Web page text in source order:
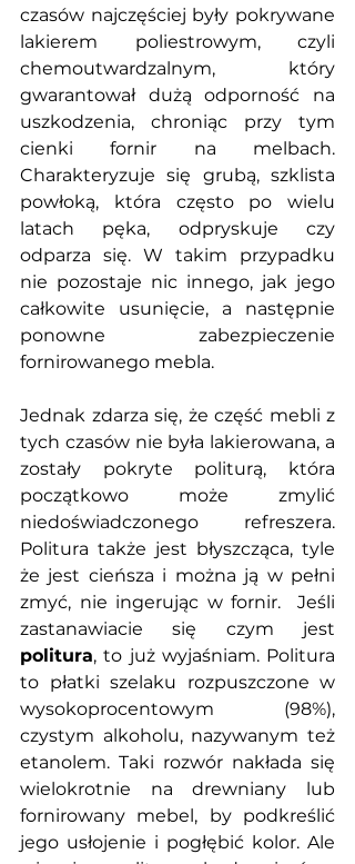
czasów najczęściej były pokrywane
lakierem poliestrowym, czyli
chemoutwardzalnym, który
gwarantował dużą odporność na
uszkodzenia, chroniąc przy tym
cienki fornir na melbach.
Charakteryzuje się grubą, szklista
powłoką, która często po wielu
latach pęka, odpryskuje czy
odparza się. W takim przypadku
nie pozostaje nic innego, jak jego
całkowite usunięcie, a następnie
ponowne zabezpieczenie
fornirowanego mebla.
Jednak zdarza się, że część mebli z
tych czasów nie była lakierowana, a
zostały pokryte politurą, która
początkowo może zmylić
niedoświadczonego refreszera.
Politura także jest błyszcząca, tyle
że jest cieńsza i można ją w pełni
zmyć, nie ingerując w fornir.  Jeśli
politura, to już wyjaśniam. Politura
to płatki szelaku rozpuszczone w
wysokoprocentowym (98%),
czystym alkoholu, nazywanym też
etanolem. Taki rozwór nakłada się
wielokrotnie na drewniany lub
fornirowany mebel, by podkreślić
jego usłojenie i pogłębić kolor. Ale